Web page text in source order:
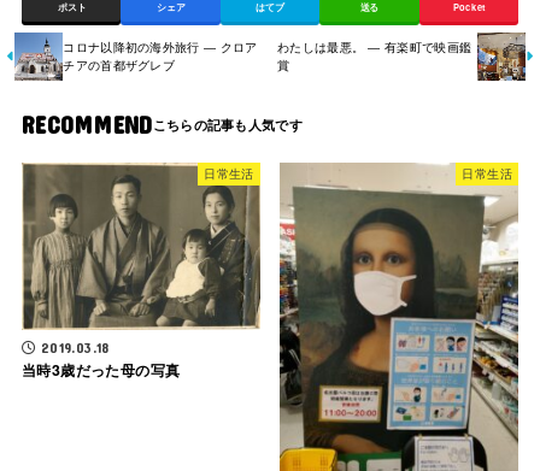
ポスト シェア はてブ 送る Pocket
コロナ以降初の海外旅行 ― クロア
チアの首都ザグレブ
わたしは最悪。 ― 有楽町で映画鑑
賞
RECOMMEND
日常生活
2019.03.18
当時3歳だった母の写真
日常生活